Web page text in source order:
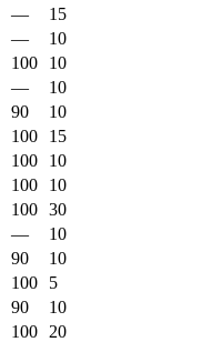
—
15
—
10
100
10
—
10
90
10
100
15
100
10
100
10
100 30
—
10
90
10
100
5
90
10
100
20